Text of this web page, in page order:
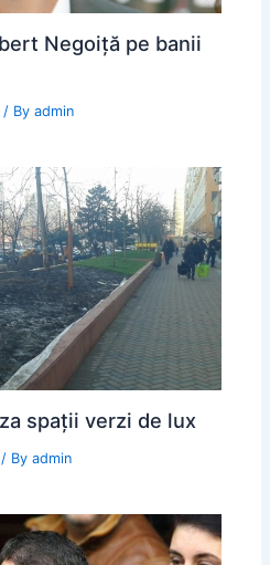
Negoiță pe banii
/ Byadmin
spații verzi de lux
/ Byadmin